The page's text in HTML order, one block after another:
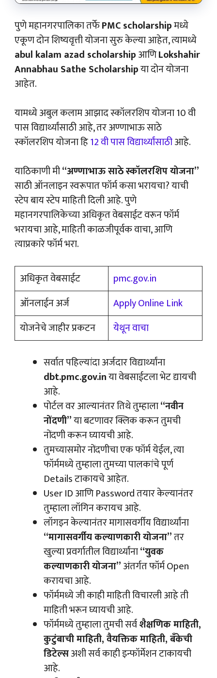
पुणे महानगरपालिका तर्फेPMC scholarshipमध्ये
एकूण दोन शिष्यवृत्ती योजना सुरु केल्या आहेत, त्यामध्ये
abul kalam azad scholarshipआणिLokshahir
Annabhau Sathe Scholarshipया दोन योजना
आहेत.
यामध्ये अबुल कलाम आझाद स्कॉलरशिप योजना 10 वी
पास विद्यार्थ्यांसाठी आहे, तर अण्णाभाऊ साठे
स्कॉलरशिप योजना हि12 वी पास विद्यार्थ्यांसाठीआहे.
याठिकाणी मी“अण्णाभाऊ साठे स्कॉलरशिप योजना”
साठी ऑनलाइन स्वरूपात फॉर्म कसा भरायचा? याची
स्टेप बाय स्टेप माहिती दिली आहे. पुणे
महानगरपालिकेच्या अधिकृत वेबसाईट वरून फॉर्म
भरायचा आहे, माहिती काळजीपूर्वक वाचा, आणि
त्याप्रकारे फॉर्म भरा.
अधिकृत वेबसाईट
pmc.gov.in
ऑनलाईन अर्ज
Apply Online Link
योजनेचे जाहीर प्रकटन
येथून वाचा
सर्वात पहिल्यांदा अर्जदार विद्यार्थ्यांना
dbt.pmc.gov.inया वेबसाईटला भेट द्यायची
आहे.
पोर्टल वर आल्यानंतर तिथे तुम्हाला“नवीन
नोंदणी”या बटणावर क्लिक करून तुमची
नोंदणी करून घ्यायची आहे.
तुमच्यासमोर नोंदणीचा एक फॉर्म येईल, त्या
फॉर्ममध्ये तुम्हाला तुमच्या पालकांचे पूर्ण
Details टाकायचे आहेत.
User ID आणि Password तयार केल्यानंतर
तुम्हाला लॉगिन करायच आहे.
लॉगइन केल्यानंतर मागासवर्गीय विद्यार्थ्यांना
“मागासवर्गीय कल्याणकारी योजना”तर
खुल्या प्रवर्गातील विद्यार्थ्यांना“युवक
कल्याणकारी योजना”अंतर्गत फॉर्म Open
करायचा आहे.
फॉर्ममध्ये जी काही माहिती विचारली आहे ती
माहिती भरून घ्यायची आहे.
फॉर्ममध्ये तुम्हाला तुमची सर्वशैक्षणिक माहिती,
कुटुंबाची माहिती, वैयक्तिक माहिती, बँकेची
डिटेल्सअशी सर्व काही इन्फॉर्मेशन टाकायची
आहे.